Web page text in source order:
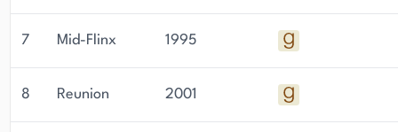
7 Mid-Flinx 1995
8 Reunion 2001